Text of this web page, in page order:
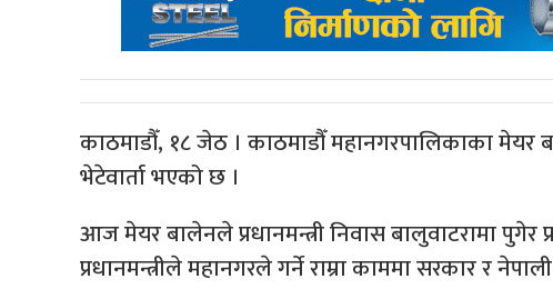
काठमाडौँ, १८ जेठ । काठमाडौँ महानगरपालिकाका मेयर
भेटेवार्ता भएको छ ।
आज मेयर बालेनले प्रधानमन्त्री निवास बालुवाटरामा पुगेर
प्रधानमन्त्रीले महानगरले गर्ने राम्रा काममा सरकार र